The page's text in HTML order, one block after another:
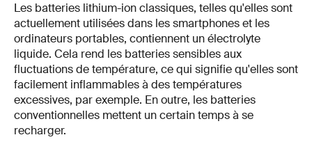
Les batteries lithium-ion classiques, telles qu'elles sont
actuellement utilisées dans les smartphones et les
ordinateurs portables, contiennent un électrolyte
liquide. Cela rend les batteries sensibles aux
fluctuations de température, ce qui signifie qu'elles sont
facilement inflammables à des températures
excessives, par exemple. En outre, les batteries
conventionnelles mettent un certain temps à se
recharger.